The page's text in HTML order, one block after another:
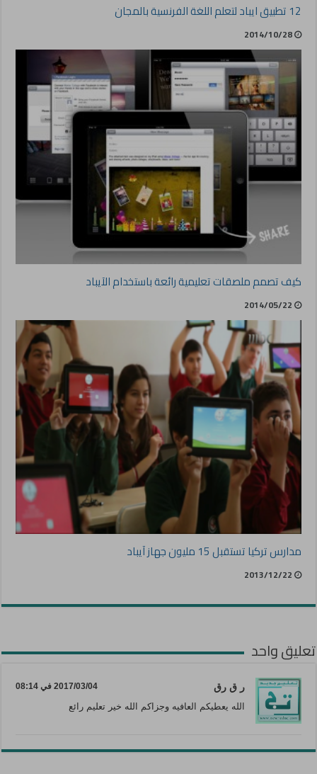
12 تطبيق ايباد لتعلم اللغة الفرنسية بالمجان
2014/10/28
كيف تصمم ملصقات تعليمية رائعة باستخدام الآيباد
2014/05/22
مدارس تركيا تستقبل 15 مليون جهاز آيباد
2013/12/22
تعليق واحد
ر ق رق 2017/03/04 في 08:14
الله يعطيكم العافيه وجزاكم الله خير تعليم رائع